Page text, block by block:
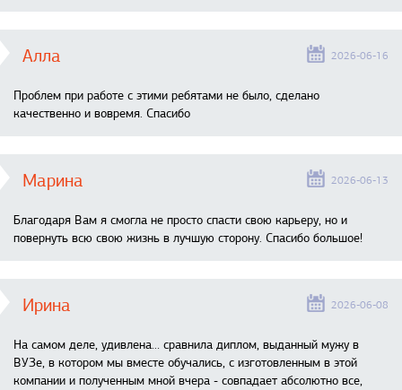
Алла 2026-06-16
Проблем при работе с этими ребятами не было, сделано
качественно и вовремя. Спасибо
Марина 2026-06-13
Благодаря Вам я смогла не просто спасти свою карьеру, но и
повернуть всю свою жизнь в лучшую сторону. Спасибо большое!
Ирина 2026-06-08
На самом деле, удивлена… сравнила диплом, выданный мужу в
ВУЗе, в котором мы вместе обучались, с изготовленным в этой
компании и полученным мной вчера - совпадает абсолютно все,